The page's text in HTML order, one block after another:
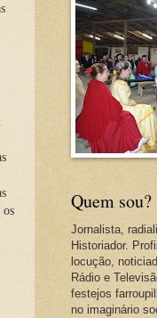
Quem sou?
Jornalista,
Historiador.
locução,
Rádio e
festejos
no imaginário